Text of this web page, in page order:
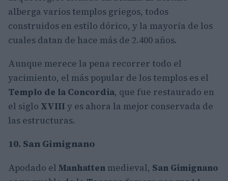
alberga varios templos griegos, todos
construidos en estilo dórico, y la mayoría de los
cuales datan de hace más de 2.400 años.
Aunque merece la pena recorrer todo el
yacimiento, el más popular de los templos es el
Templo de la Concordia, que fue restaurado en
el siglo XVIII y es ahora la mejor conservada de
las estructuras.
10. San Gimignano
Apodado el Manhatten medieval, San Gimignano